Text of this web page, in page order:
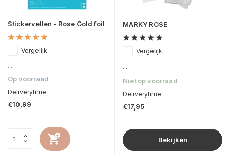
Stickervellen - Rose Gold foil
Vergelijk
...
Op voorraad
Deliverytime
€10,99
MARKY ROSE
Vergelijk
...
Niet op voorraad
Deliverytime
€17,95
Bekijken